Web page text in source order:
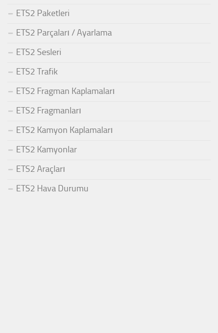
ETS2 Paketleri
ETS2 Parçaları / Ayarlama
ETS2 Sesleri
ETS2 Trafik
ETS2 Fragman Kaplamaları
ETS2 Fragmanları
ETS2 Kamyon Kaplamaları
ETS2 Kamyonlar
ETS2 Araçları
ETS2 Hava Durumu